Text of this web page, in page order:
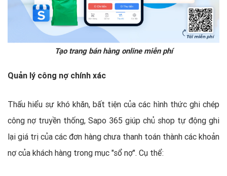
Tạo trang bán hàng online miễn phí
Quản lý công nợ chính xác
Thấu hiểu sự khó khăn, bất tiện của các hình thức ghi chép
công nợ truyền thống, Sapo 365 giúp chủ shop tự động ghi
lại giá trị của các đơn hàng chưa thanh toán thành các khoản
nợ của khách hàng trong mục "sổ nợ". Cụ thể: